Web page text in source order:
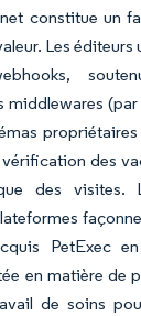
constitue un
Les
des
des visites.
PetExec
en matière de
de soins